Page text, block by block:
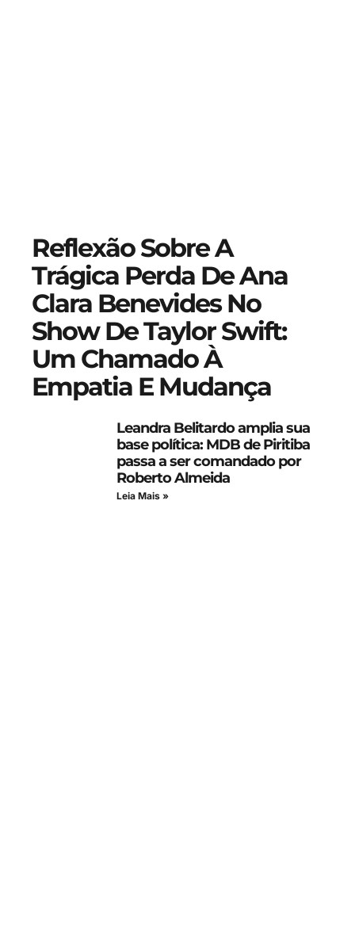
Reflexão Sobre A
Trágica Perda De Ana
Clara Benevides No
Show De Taylor Swift:
Um Chamado À
Empatia E Mudança
Leandra Belitardo amplia sua
base política: MDB de Piritiba
passa a ser comandado por
Roberto Almeida
Leia Mais »